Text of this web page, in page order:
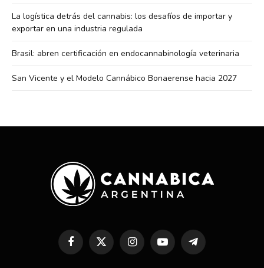
La logística detrás del cannabis: los desafíos de importar y
exportar en una industria regulada
Brasil: abren certificación en endocannabinología veterinaria
San Vicente y el Modelo Cannábico Bonaerense hacia 2027
FacebookX
(Twitter)
InstagramYouTubeTelegram